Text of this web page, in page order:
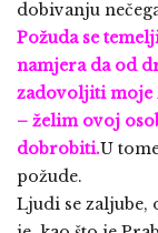
dobivanju
Požuda se
namjera da od
zadovoljiti moje
– želim ovoj
dobrobiti.U
požude.
Ljudi se zaljube,